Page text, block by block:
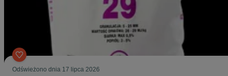
Odświeżono dnia 17 lipca 2026